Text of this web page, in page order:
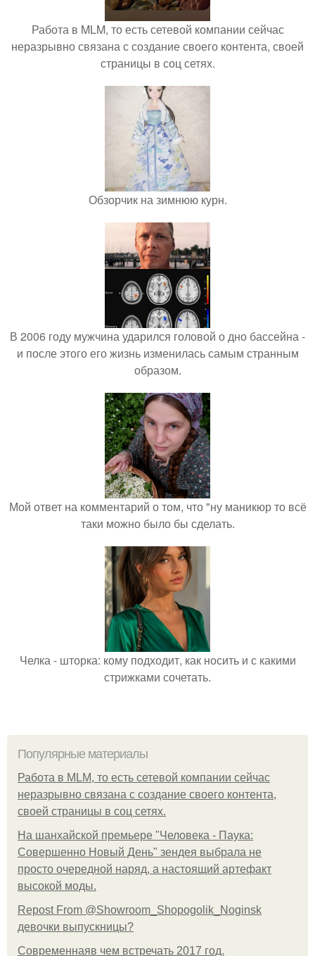
Работа в MLM, то есть сетевой компании сейчас
неразрывно связана с создание своего контента, своей
страницы в соц сетях.
Обзорчик на зимнюю курн.
В 2006 году мужчина ударился головой о дно бассейна -
и после этого его жизнь изменилась самым странным
образом.
Мой ответ на комментарий о том, что "ну маникюр то всё
таки можно было бы сделать.
Челка - шторка: кому подходит, как носить и с какими
стрижками сочетать.
Популярные материалы
Работа в MLM, то есть сетевой компании сейчас
неразрывно связана с создание своего контента,
своей страницы в соц сетях.
На шанхайской премьере "Человека - Паука:
Совершенно Новый День" зендея выбрала не
просто очередной наряд, а настоящий артефакт
высокой моды.
Repost From @Showroom_Shopogolik_Noginsk
девочки выпускницы?
Современнаяв чем встречать 2017 год.